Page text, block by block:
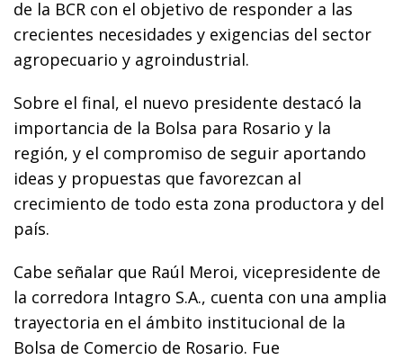
de la BCR con el objetivo de responder a las
crecientes necesidades y exigencias del sector
agropecuario y agroindustrial.
Sobre el final, el nuevo presidente destacó la
importancia de la Bolsa para Rosario y la
región, y el compromiso de seguir aportando
ideas y propuestas que favorezcan al
crecimiento de todo esta zona productora y del
país.
Cabe señalar que Raúl Meroi, vicepresidente de
la corredora Intagro S.A., cuenta con una amplia
trayectoria en el ámbito institucional de la
Bolsa de Comercio de Rosario. Fue